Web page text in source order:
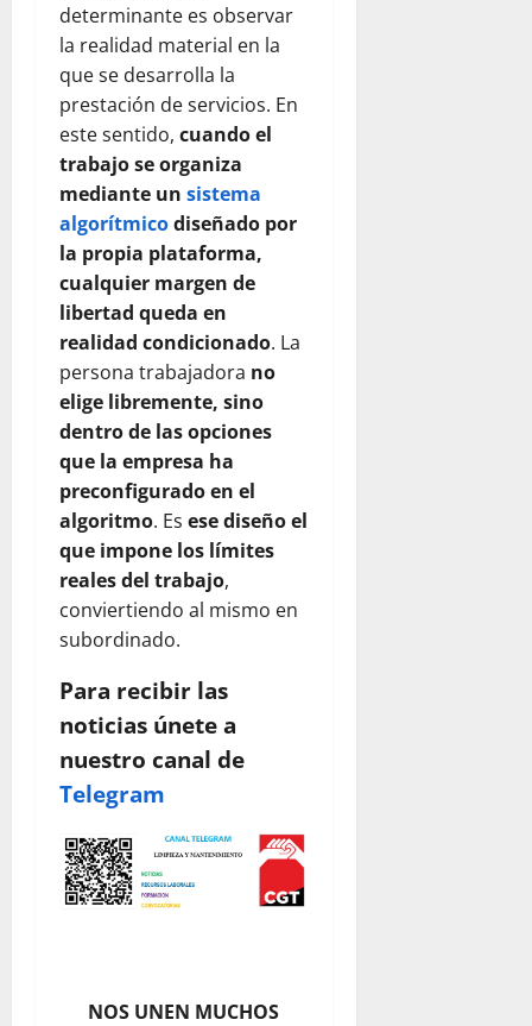
determinante es observar
la realidad material en la
que se desarrolla la
prestación de servicios. En
este sentido, cuando el
trabajo se organiza
mediante un sistema
algorítmicodiseñado por
la propia plataforma,
cualquier margen de
libertad queda en
realidad condicionado. La
persona trabajadora no
elige libremente, sino
dentro de las opciones
que la empresa ha
preconfigurado en el
algoritmo. Es ese diseño el
que impone los límites
reales del trabajo,
conviertiendo al mismo en
subordinado.
Para recibir las
noticias únete a
nuestro canal de
Telegram
NOS UNEN MUCHOS